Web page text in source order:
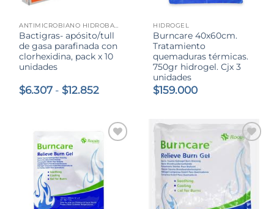
Bactigras- apósito/tull
de gasa parafinada con
clorhexidina, pack x 10
unidades
$6.307 - $12.852
desde
$6.307
hasta
HIDROGEL
Burncare 40x60cm.
Tratamiento
quemaduras térmicas.
750gr hidrogel. Cjx 3
unidades
$159.000